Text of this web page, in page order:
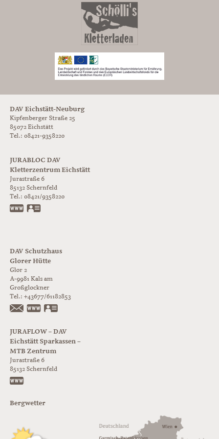
DAV Eichstätt-Neuburg
Kipfenberger Straße 25
85072 Eichstätt
Tel.: 08421-9358220
JURABLOC DAV
Kletterzentrum Eichstätt
Jurastraße 6
85132 Schernfeld
Tel.: 08421/9358220
www.jurabloc.de
DAV Schutzhaus
Glorer Hütte
Glor 2
A-9981 Kals am
Großglockner
Tel.: +43677/61182853
https://www.glorer-huette.at/
JURAFLOW – DAV
Eichstätt Sparkassen –
MTB Zentrum
Jurastraße 6
85132 Schernfeld
Bergwetter